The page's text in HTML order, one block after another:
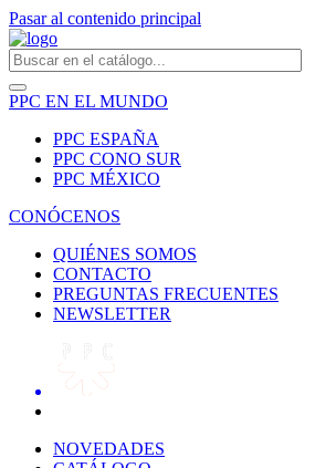
Pasar al contenido principal
PPC EN EL MUNDO
PPC ESPAÑA
PPC CONO SUR
PPC MÉXICO
CONÓCENOS
QUIÉNES SOMOS
CONTACTO
PREGUNTAS FRECUENTES
NEWSLETTER
NOVEDADES